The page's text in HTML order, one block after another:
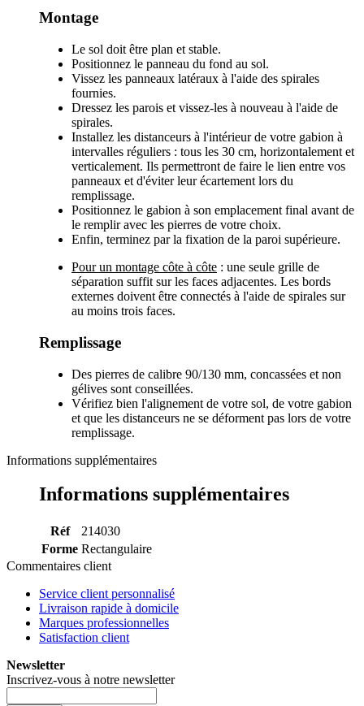
Montage
Le sol doit être plan et stable.
Positionnez le panneau du fond au sol.
Vissez les panneaux latéraux à l'aide des spirales
fournies.
Dressez les parois et vissez-les à nouveau à l'aide de
spirales.
Installez les distanceurs à l'intérieur de votre gabion à
intervalles réguliers : tous les 30 cm, horizontalement et
verticalement. Ils permettront de faire le lien entre vos
panneaux et d'éviter leur écartement lors du
remplissage.
Positionnez le gabion à son emplacement final avant de
le remplir avec les pierres de votre choix.
Enfin, terminez par la fixation de la paroi supérieure.
Pour un montage côte à côte : une seule grille de
séparation suffit sur les faces adjacentes. Les bords
externes doivent être connectés à l'aide de spirales sur
au moins trois faces.
Remplissage
Des pierres de calibre 90/130 mm, concassées et non
gélives sont conseillées.
Vérifiez bien l'alignement de votre sol, de votre gabion
et que les distanceurs ne se déforment pas lors de votre
remplissage.
Informations supplémentaires
Informations supplémentaires
Réf
214030
Forme Rectangulaire
Commentaires client
Service client personnalisé
Livraison rapide à domicile
Marques professionnelles
Satisfaction client
Newsletter
Inscrivez-vous à notre newsletter